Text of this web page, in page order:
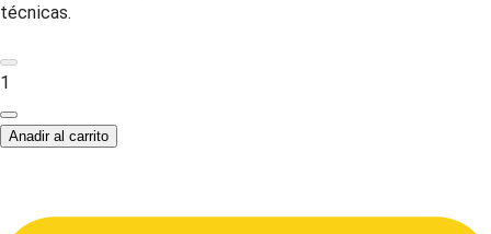
técnicas.
1
Anadir al carrito